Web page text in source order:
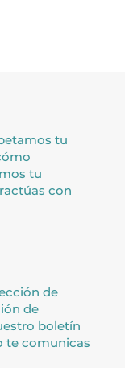
tu
tu
con
de
de
boletín
te comunicas